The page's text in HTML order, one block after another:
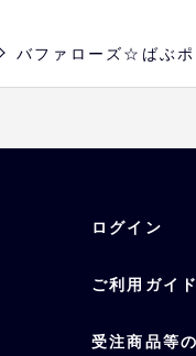
バファローズ☆ばぶ
ログイン
ご利用ガイド
受注商品等